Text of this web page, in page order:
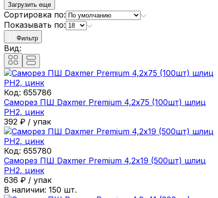
Загрузить еще
Сортировка по:
Показывать по:
Фильтр
Вид:
Код: 655786
Саморез ПШ Daxmer Premium 4,2х75 (100шт) шлиц
PH2, цинк
392 ₽ / упак
Код: 655780
Саморез ПШ Daxmer Premium 4,2х19 (500шт) шлиц
PH2, цинк
636 ₽ / упак
В наличии: 150 шт.